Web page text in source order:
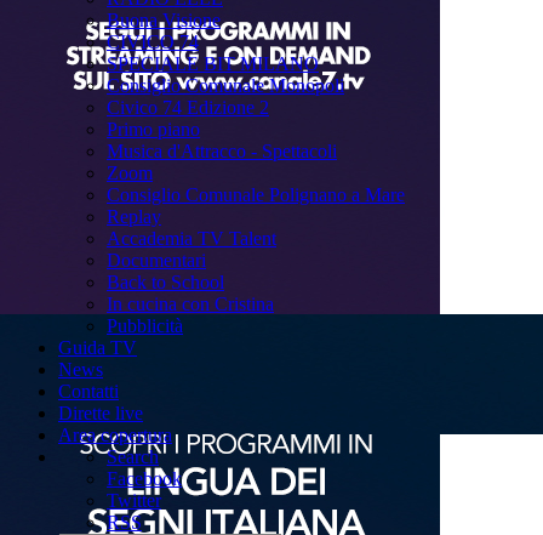
Buona Visione
CIVICO 74
SPECIALE BIT MILANO
Consiglio Comunale Monopoli
Civico 74 Edizione 2
Primo piano
Musica d'Attracco - Spettacoli
Zoom
Consiglio Comunale Polignano a Mare
Replay
Accademia TV Talent
Documentari
Back to School
In cucina con Cristina
Pubblicità
Guida TV
News
Contatti
Dirette live
Area copertura
Search
Facebook
Twitter
RSS